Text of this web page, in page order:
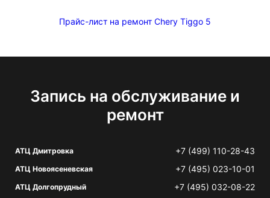
Прайс-лист на ремонт Chery Tiggo 5
Запись на обслуживание и
ремонт
АТЦ Дмитровка +7 (499) 110-28-43
АТЦ Новоясеневская +7 (495) 023-10-01
АТЦ Долгопрудный +7 (495) 032-08-22